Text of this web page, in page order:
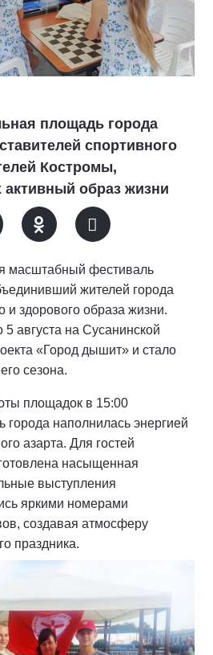
площадь города
спортивного
Костромы,
образ жизни
масштабный фестиваль
жителей города
и здорового образа жизни.
августа на Сусанинской
«Город дышит» и стало
сезона.
площадок в 15:00
города наполнилась энергией
азарта. Для гостей
насыщенная
выступления
яркими номерами
создавая атмосферу
праздника.